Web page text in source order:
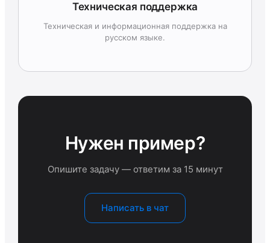
Техническая поддержка
Техническая и информационная поддержка на
русском языке.
Нужен пример?
Опишите задачу — ответим за 15 минут
Написать в чат